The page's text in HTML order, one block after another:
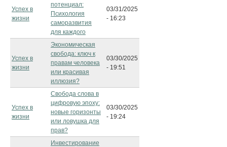
Успех в
жизни
потенциал:
Психология
саморазвития
для каждого
03/31/2025
- 16:23
Успех в
жизни
Экономическая
свобода: ключ к
правам человека
или красивая
иллюзия?
03/30/2025
- 19:51
Успех в
жизни
Свобода слова в
цифровую эпоху:
новые горизонты
или ловушка для
прав?
03/30/2025
- 19:24
Инвестирование